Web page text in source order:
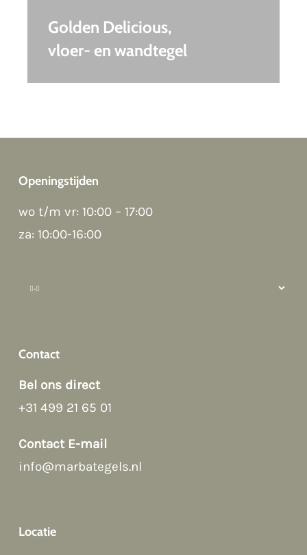
Golden Delicious,
vloer- en wandtegel
Openingstijden
wo t/m vr: 10:00 – 17:00
za: 10:00-16:00
Contact
Bel ons direct
+31 499 21 65 01
Contact E-mail
info@marbategels.nl
Locatie
Good morning 👋
Hoi! Kunnen we ergens bij helpen?
Contact Form